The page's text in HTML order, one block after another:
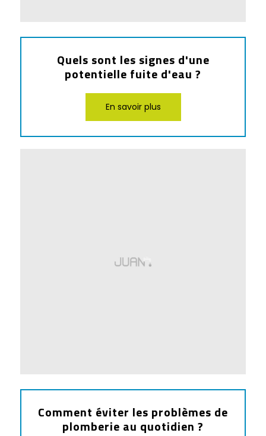
Quels sont les signes d'une
potentielle fuite d'eau ?
En savoir plus
Comment éviter les problèmes de
plomberie au quotidien ?